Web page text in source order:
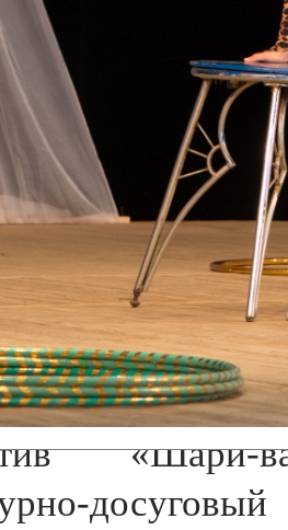
фестиваля:
с.
,
Георгиевна
цирковой